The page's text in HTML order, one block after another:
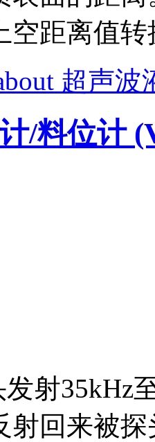
空距离值
超声波
/料位计
35kHz至
射回来被